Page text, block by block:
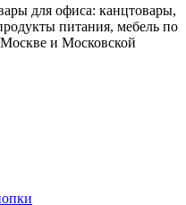
для офиса: канцтовары,
питания, мебель по
и Московской